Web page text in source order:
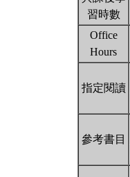
習時數
Office
Hours
指定閱讀
參考書目